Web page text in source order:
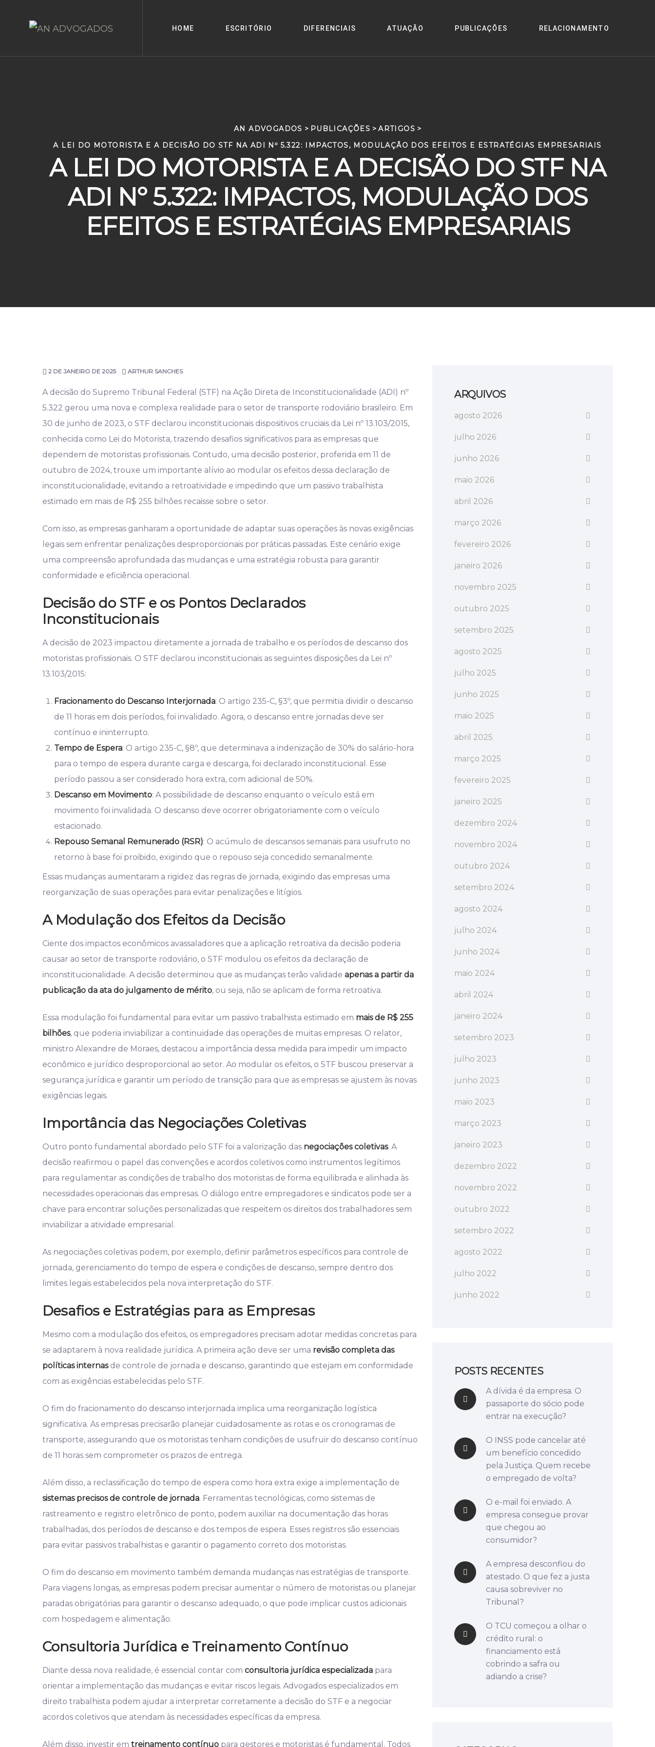
HOME ESCRITÓRIO DIFERENCIAIS ATUAÇÃO PUBLICAÇÕES RELACIONAMENTO
AN ADVOGADOS > PUBLICAÇÕES >ARTIGOS >
A LEI DO MOTORISTA E A DECISÃO DO STF NA ADI Nº 5.322: IMPACTOS, MODULAÇÃO DOS EFEITOS E ESTRATÉGIAS EMPRESARIAIS
A LEI DO MOTORISTA E A DECISÃO DO STF NA
ADI Nº 5.322: IMPACTOS, MODULAÇÃO DOS
EFEITOS E ESTRATÉGIAS EMPRESARIAIS
2 DE JANEIRO DE 2025 ARTHUR SANCHES
A decisão do Supremo Tribunal Federal (STF) na Ação Direta de Inconstitucionalidade (ADI) nº
5.322 gerou uma nova e complexa realidade para o setor de transporte rodoviário brasileiro. Em
30 de junho de 2023, o STF declarou inconstitucionais dispositivos cruciais da Lei nº 13.103/2015,
conhecida como Lei do Motorista, trazendo desafios significativos para as empresas que
dependem de motoristas profissionais. Contudo, uma decisão posterior, proferida em 11 de
outubro de 2024, trouxe um importante alívio ao modular os efeitos dessa declaração de
inconstitucionalidade, evitando a retroatividade e impedindo que um passivo trabalhista
estimado em mais de R$ 255 bilhões recaisse sobre o setor.
Com isso, as empresas ganharam a oportunidade de adaptar suas operações às novas exigências
legais sem enfrentar penalizações desproporcionais por práticas passadas. Este cenário exige
uma compreensão aprofundada das mudanças e uma estratégia robusta para garantir
conformidade e eficiência operacional.
Decisão do STF e os Pontos Declarados
Inconstitucionais
A decisão de 2023 impactou diretamente a jornada de trabalho e os períodos de descanso dos
motoristas profissionais. O STF declarou inconstitucionais as seguintes disposições da Lei nº
13.103/2015:
Fracionamento do Descanso Interjornada: O artigo 235-C, §3º, que permitia dividir o descanso
de 11 horas em dois períodos, foi invalidado. Agora, o descanso entre jornadas deve ser
contínuo e ininterrupto.
Tempo de Espera: O artigo 235-C, §8º, que determinava a indenização de 30% do salário-hora
para o tempo de espera durante carga e descarga, foi declarado inconstitucional. Esse
período passou a ser considerado hora extra, com adicional de 50%.
Descanso em Movimento: A possibilidade de descanso enquanto o veículo está em
movimento foi invalidada. O descanso deve ocorrer obrigatoriamente com o veículo
estacionado.
Repouso Semanal Remunerado (RSR): O acúmulo de descansos semanais para usufruto no
retorno à base foi proibido, exigindo que o repouso seja concedido semanalmente.
Essas mudanças aumentaram a rigidez das regras de jornada, exigindo das empresas uma
reorganização de suas operações para evitar penalizações e litígios.
A Modulação dos Efeitos da Decisão
Ciente dos impactos econômicos avassaladores que a aplicação retroativa da decisão poderia
causar ao setor de transporte rodoviário, o STF modulou os efeitos da declaração de
inconstitucionalidade. A decisão determinou que as mudanças terão validade apenas a partir da
publicação da ata do julgamento de mérito, ou seja, não se aplicam de forma retroativa.
Essa modulação foi fundamental para evitar um passivo trabalhista estimado em mais de R$ 255
bilhões, que poderia inviabilizar a continuidade das operações de muitas empresas. O relator,
ministro Alexandre de Moraes, destacou a importância dessa medida para impedir um impacto
econômico e jurídico desproporcional ao setor. Ao modular os efeitos, o STF buscou preservar a
segurança jurídica e garantir um período de transição para que as empresas se ajustem às novas
exigências legais.
Importância das Negociações Coletivas
Outro ponto fundamental abordado pelo STF foi a valorização das negociações coletivas. A
decisão reafirmou o papel das convenções e acordos coletivos como instrumentos legítimos
para regulamentar as condições de trabalho dos motoristas de forma equilibrada e alinhada às
necessidades operacionais das empresas. O diálogo entre empregadores e sindicatos pode ser a
chave para encontrar soluções personalizadas que respeitem os direitos dos trabalhadores sem
inviabilizar a atividade empresarial.
As negociações coletivas podem, por exemplo, definir parâmetros específicos para controle de
jornada, gerenciamento do tempo de espera e condições de descanso, sempre dentro dos
limites legais estabelecidos pela nova interpretação do STF.
Desafios e Estratégias para as Empresas
Mesmo com a modulação dos efeitos, os empregadores precisam adotar medidas concretas para
se adaptarem à nova realidade jurídica. A primeira ação deve ser uma revisão completa das
políticas internasde controle de jornada e descanso, garantindo que estejam em conformidade
com as exigências estabelecidas pelo STF.
O fim do fracionamento do descanso interjornada implica uma reorganização logística
significativa. As empresas precisarão planejar cuidadosamente as rotas e os cronogramas de
transporte, assegurando que os motoristas tenham condições de usufruir do descanso contínuo
de 11 horas sem comprometer os prazos de entrega.
Além disso, a reclassificação do tempo de espera como hora extra exige a implementação de
sistemas precisos de controle de jornada. Ferramentas tecnológicas, como sistemas de
rastreamento e registro eletrônico de ponto, podem auxiliar na documentação das horas
trabalhadas, dos períodos de descanso e dos tempos de espera. Esses registros são essenciais
para evitar passivos trabalhistas e garantir o pagamento correto dos motoristas.
O fim do descanso em movimento também demanda mudanças nas estratégias de transporte.
Para viagens longas, as empresas podem precisar aumentar o número de motoristas ou planejar
paradas obrigatórias para garantir o descanso adequado, o que pode implicar custos adicionais
com hospedagem e alimentação.
Consultoria Jurídica e Treinamento Contínuo
Diante dessa nova realidade, é essencial contar com consultoria jurídica especializada para
orientar a implementação das mudanças e evitar riscos legais. Advogados especializados em
direito trabalhista podem ajudar a interpretar corretamente a decisão do STF e a negociar
acordos coletivos que atendam às necessidades específicas da empresa.
Além disso, investir em treinamento contínuo para gestores e motoristas é fundamental. Todos
ARQUIVOS
agosto 2026
julho 2026
junho 2026
maio 2026
abril 2026
março 2026
fevereiro 2026
janeiro 2026
novembro 2025
outubro 2025
setembro 2025
agosto 2025
julho 2025
junho 2025
maio 2025
abril 2025
março 2025
fevereiro 2025
janeiro 2025
dezembro 2024
novembro 2024
outubro 2024
setembro 2024
agosto 2024
julho 2024
junho 2024
maio 2024
abril 2024
janeiro 2024
setembro 2023
julho 2023
junho 2023
maio 2023
março 2023
janeiro 2023
dezembro 2022
novembro 2022
outubro 2022
setembro 2022
agosto 2022
julho 2022
junho 2022
POSTS RECENTES
A dívida é da empresa. O
passaporte do sócio pode
entrar na execução?
O INSS pode cancelar até
um benefício concedido
pela Justiça. Quem recebe
o empregado de volta?
O e-mail foi enviado. A
empresa consegue provar
que chegou ao
consumidor?
A empresa desconfiou do
atestado. O que fez a justa
causa sobreviver no
Tribunal?
O TCU começou a olhar o
crédito rural: o
financiamento está
cobrindo a safra ou
adiando a crise?